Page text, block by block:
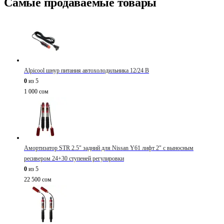
Alpicool шнур питания автохолодильника 12/24 В
0 из 5
1 000 сом
Амортизатор STR 2.5" задний для Nissan Y61 лифт 2" с выносным
ресивером 24+30 ступеней регулировки
0 из 5
22 500 сом